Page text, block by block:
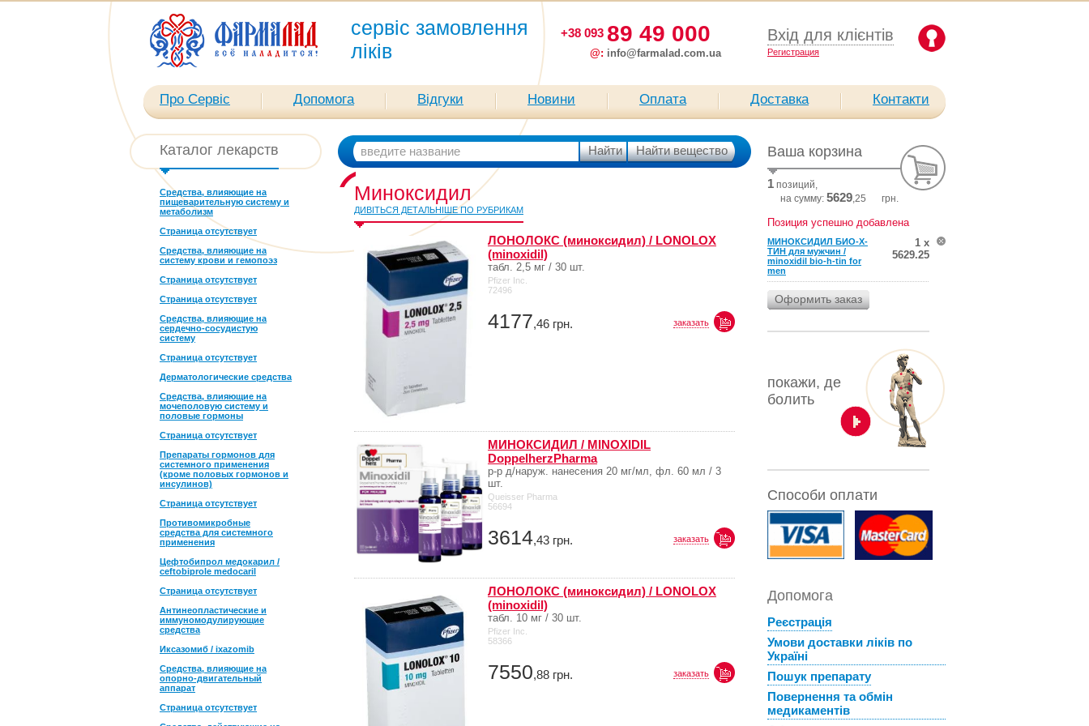
сервіс замовлення
ліків
+38 093 89 49 000
@: info@farmalad.com.ua
Вхід для клієнтів
Pегистрация
Про Сервіс Допомога Відгуки Новини Оплата Доставка Контакти
Каталог лекарств
Средства, влияющие на
пищеварительную систему и
метаболизм
Страница отсутствует
Средства, влияющие на
систему крови и гемопоэз
Страница отсутствует
Страница отсутствует
Средства, влияющие на
сердечно-сосудистую
систему
Страница отсутствует
Дерматологические средства
Средства, влияющие на
мочеполовую систему и
половые гормоны
Страница отсутствует
Препараты гормонов для
системного применения
(кроме половых гормонов и
инсулинов)
Страница отсутствует
Противомикробные
средства для системного
применения
Цефтобипрол медокарил /
ceftobiprole medocaril
Страница отсутствует
Антинеопластические и
иммуномодулирующие
средства
Иксазомиб / ixazomib
Средства, влияющие на
опорно-двигательный
аппарат
Страница отсутствует
Миноксидил
ДИВІТЬСЯ ДЕТАЛЬНІШЕ ПО РУБРИКАМ
ЛОНОЛОКС (миноксидил) / LONOLOX
(minoxidil)
табл. 2,5 мг / 30 шт.
Pfizer Inc.
72496
4177,46 грн. заказать
МИНОКСИДИЛ / MINOXIDIL
DoppelherzPharma
р-р д/наруж. нанесения 20 мг/мл, фл. 60 мл / 3
шт.
Queisser Pharma
56694
3614,43 грн. заказать
ЛОНОЛОКС (миноксидил) / LONOLOX
(minoxidil)
табл. 10 мг / 30 шт.
Pfizer Inc.
58366
7550,88 грн. заказать
Ваша корзина
1 позиций,
на сумму: 5629,25 грн.
Позиция успешно добавлена
МИНОКСИДИЛ БИО-Х-
ТИН для мужчин /
minoxidil bio-h-tin for
men
1 х
5629.25
покажи, де
болить
Способи оплати
Допомога
Реєстрація
Умови доставки ліків по
Україні
Пошук препарату
Повернення та обмін
медикаментів